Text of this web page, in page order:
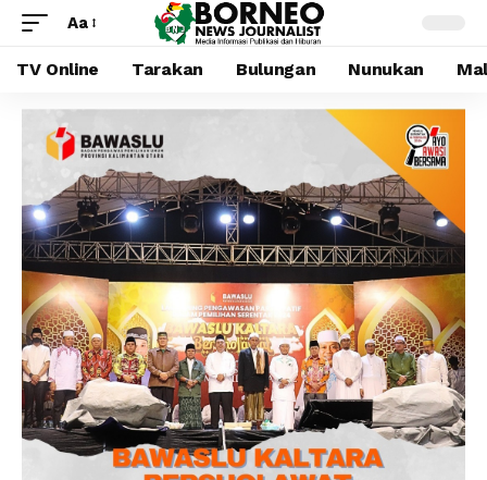
Aa
TV Online Tarakan Bulungan Nunukan